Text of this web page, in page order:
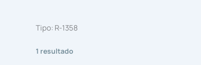
Tipo: R-1358
1 resultado